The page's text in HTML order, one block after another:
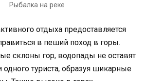
Рыбалка на реке
отдыха предоставляется
в пеший поход в горы.
склоны гор, водопады не оставят
туриста, образуя шикарные